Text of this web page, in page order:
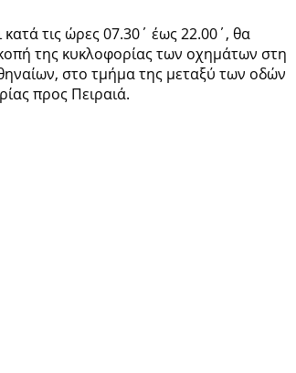
τις ώρες 07.30΄ έως 22.00΄, θα
της κυκλοφορίας των οχημάτων στη
στο τμήμα της μεταξύ των οδών
προς Πειραιά.